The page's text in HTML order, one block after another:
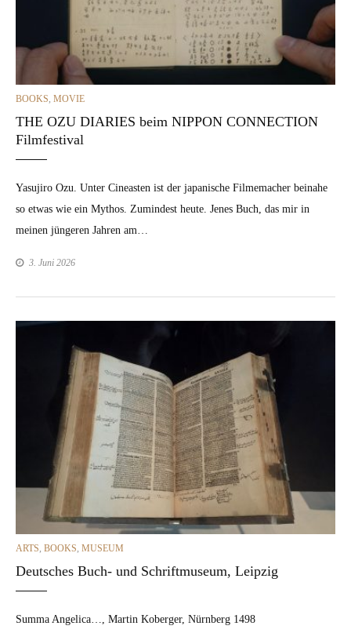
CATEGORIES
BOOKS MOVIE
THE OZU DIARIES beim NIPPON CONNECTION
Filmfestival
Yasu­jiro Ozu. Unter Cineas­t­en ist der japanis­che Filmemach­er beina­he
so etwas wie ein Mythos. Zumin­d­est heute. Jenes Buch, das mir in
meinen jün­geren Jahren am…
3. Juni 2026
CATEGORIES
ARTS, BOOKS, MUSEUM
Deutsches Buch- und Schriftmuseum, Leipzig
Sum­ma Angel­i­ca…, Mar­tin Koberg­er, Nürn­berg 1498